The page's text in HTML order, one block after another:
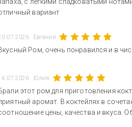
вариант
Евгения
Ром, очень понравился и в
Юлия
этот ром для приготовления
аромат. В коктейлях в
цены, качества и вкуса.